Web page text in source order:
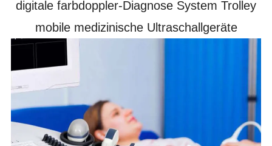
digitale farbdoppler-Diagnose System Trolley
mobile medizinische Ultraschallgeräte